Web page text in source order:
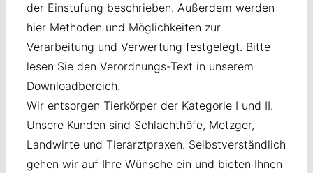
der Einstufung beschrieben. Außerdem werden
hier Methoden und Möglichkeiten zur
Verarbeitung und Verwertung festgelegt. Bitte
lesen Sie den Verordnungs-Text in unserem
Downloadbereich.
Wir entsorgen Tierkörper der Kategorie I und II.
Unsere Kunden sind Schlachthöfe, Metzger,
Landwirte und Tierarztpraxen. Selbstverständlich
gehen wir auf Ihre Wünsche ein und bieten Ihnen